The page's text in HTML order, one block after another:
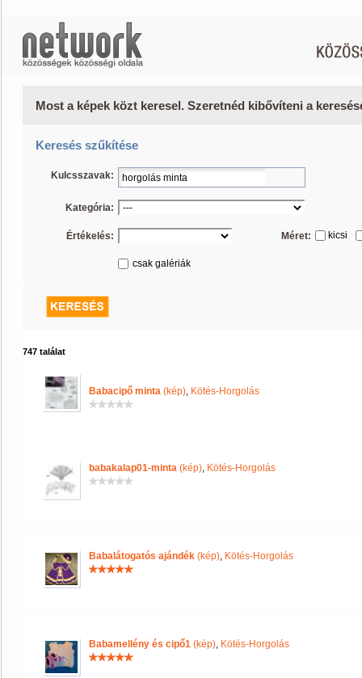
Most a képek közt keresel. Szeretnéd kibővíteni a
Keresés szűkítése
Kulcsszavak:
Kategória:
Értékelés: Méret: kicsi
csak galériák
747 találat
Babacipő minta (kép), Kötés-Horgolás
babakalap01-minta (kép), Kötés-Horgolás
Babalátogatós ajándék (kép), Kötés-Horgolás
Babamellény és cipő1 (kép), Kötés-Horgolás